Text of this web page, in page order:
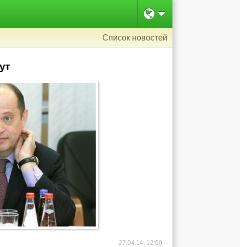
Список новостей
27.04.14, 12:00